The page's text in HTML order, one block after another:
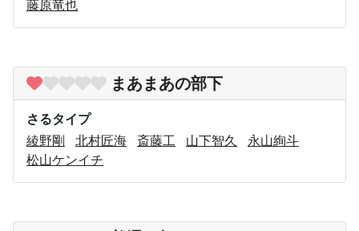
藤原竜也
まあまあの部下
さるタイプ
綾野剛
北村匠海 斎藤工 山下智久
永山絢斗
松山ケンイチ